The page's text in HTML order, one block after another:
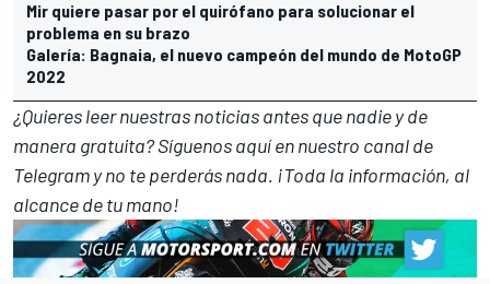
Mir quiere pasar por el quirófano para solucionar el
problema en su brazo
Galería: Bagnaia, el nuevo campeón del mundo de MotoGP
2022
¿Quieres leer nuestras noticias antes que nadie y de
manera gratuita? Síguenosaquí en nuestro canal de
Telegramy no te perderás nada. ¡Toda la información, al
alcance de tu mano!